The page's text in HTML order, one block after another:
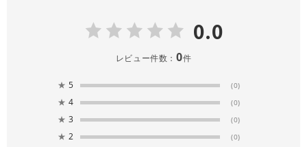
0.0
レビュー件数： 0件
★ 5 (0)
★ 4 (0)
★ 3 (0)
★ 2 (0)